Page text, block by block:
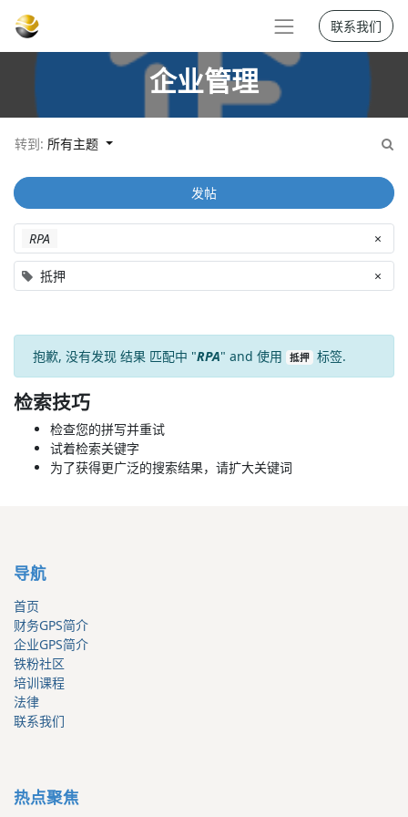
联系我们
企业管理
转到: 所有主题
RPA ×
抵押 ×
发帖
抱歉, 没有发现 结果 匹配中 "RPA" and 使用 抵押 标签.
检索技巧
检查您的拼写并重试
试着检索关键字
为了获得更广泛的搜索结果，请扩大关键词
导航
首页
财务GPS简介
企业GPS简介
铁粉社区
培训课程
法律
联系我们
热点聚焦